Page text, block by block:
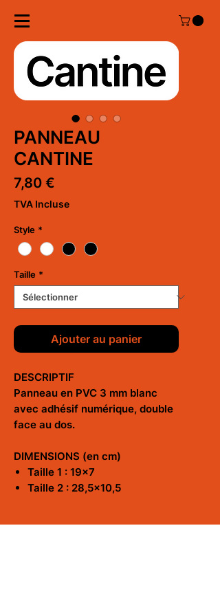
PANNEAU
CANTINE
7,80 €
TVA Incluse
Style *
Taille *
Ajouter au panier
DESCRIPTIF
Panneau en PVC 3 mm blanc
avec adhésif numérique, double
face au dos.
DIMENSIONS (en cm)
Taille 1 : 19x7
Taille 2 : 28,5x10,5